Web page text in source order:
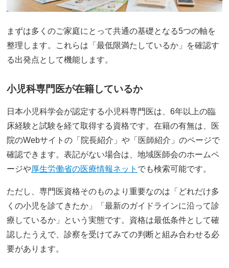
まずは多くのご家庭にとって共通の基礎となる5つの軸を
整理します。これらは「最低限満たしているか」を確認す
る出発点として機能します。
小児科専門医が在籍しているか
日本小児科学会が認定する小児科専門医は、6年以上の臨
床経験と試験を経て取得する資格です。在籍の有無は、医
院のWebサイトの「院長紹介」や「医師紹介」のページで
確認できます。表記がない場合は、地域医師会のホームペ
ージや厚生労働省の医療情報ネット でも検索可能です。
ただし、専門医資格そのものより重要なのは「どれだけ多
くの小児を診てきたか」「最新のガイドラインに沿って診
療しているか」という実態です。資格は最低条件として確
認したうえで、診察を受けてみての判断と組み合わせる必
要があります。